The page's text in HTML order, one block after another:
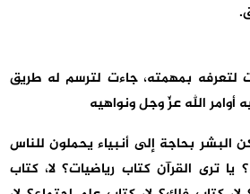
لتعرفه بمهمته، جاءت لترسم له طريق
أوامر الله عزّ وجل ونواهيه
البشر بحاجة إلى أنبياء يحملون للناس
يا ترى القرآن كتاب رياضيات؟ لا، كتاب